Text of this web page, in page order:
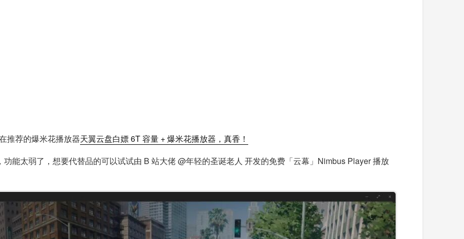
推荐的爆米花播放器天翼云盘白嫖 6T 容量 + 爆米花播放器，真香！
能太弱了，想要代替品的可以试试由 B 站大佬 @年轻的圣诞老人 开发的免费「云幕」Nimbus Player 播放